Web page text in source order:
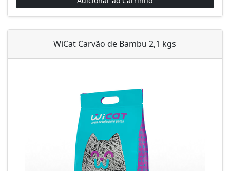
WiCat Carvão de Bambu 2,1 kgs